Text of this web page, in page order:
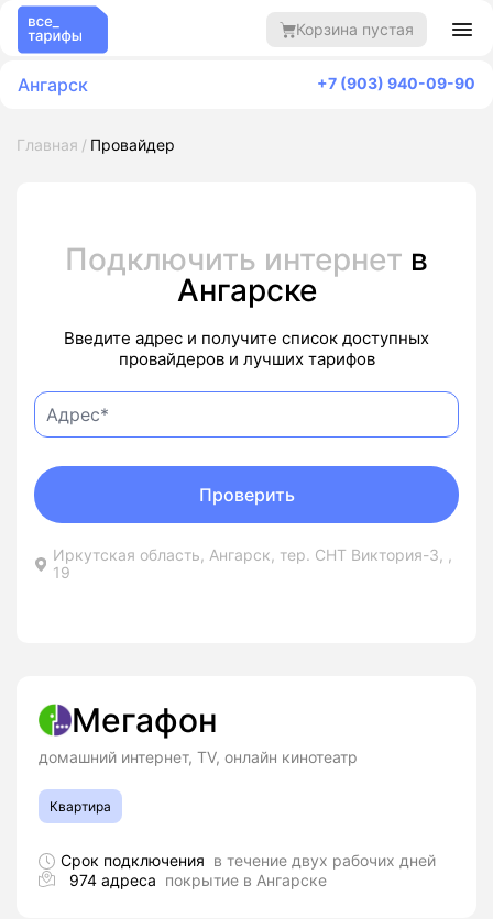
Корзина пустая
Ангарск +7 (903) 940-09-90
Главная Провайдер
Подключить интернет в
Ангарске
Введите адрес и получите список доступных
провайдеров и лучших тарифов
Иркутская область, Ангарск, тер. СНТ Виктория-3, ,
19
Проверить
Мегафон
домашний интернет, TV, онлайн кинотеатр
Квартира
Срок подключения в течение двух рабочих дней
974 адреса покрытие в Ангарске